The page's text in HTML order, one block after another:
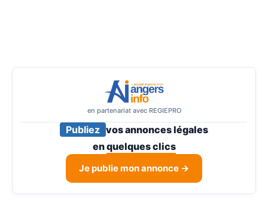
en partenariat avec REGIEPRO
Publiez vos annonces légales
enquelques clics
Je publie mon annonce →